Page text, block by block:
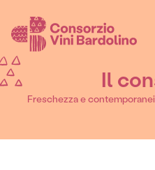
Il
Freschezza e